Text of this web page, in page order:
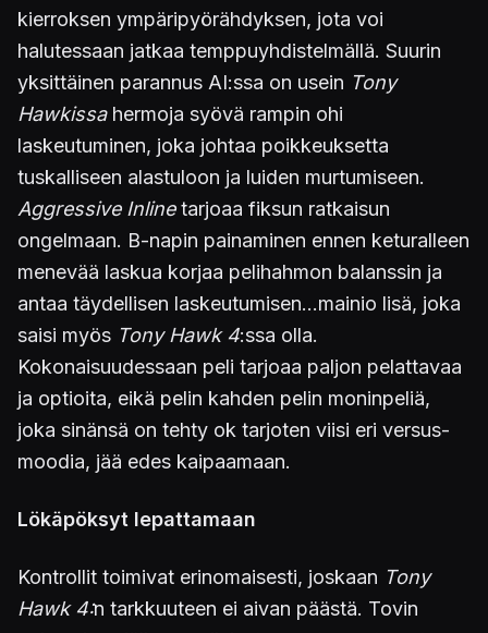
kierroksen ympäripyörähdyksen, jota voi
halutessaan jatkaa temppuyhdistelmällä. Suurin
yksittäinen parannus AI:ssa on usein Tony
Hawkissahermoja syövä rampin ohi
laskeutuminen, joka johtaa poikkeuksetta
tuskalliseen alastuloon ja luiden murtumiseen.
Aggressive Inlinetarjoaa fiksun ratkaisun
ongelmaan. B-napin painaminen ennen keturalleen
menevää laskua korjaa pelihahmon balanssin ja
antaa täydellisen laskeutumisen...mainio lisä, joka
saisi myös Tony Hawk 4:ssa olla.
Kokonaisuudessaan peli tarjoaa paljon pelattavaa
ja optioita, eikä pelin kahden pelin moninpeliä,
joka sinänsä on tehty ok tarjoten viisi eri versus-
moodia, jää edes kaipaamaan.
Lökäpöksyt lepattamaan
Kontrollit toimivat erinomaisesti, joskaan Tony
Hawk 4:n tarkkuuteen ei aivan päästä. Tovin